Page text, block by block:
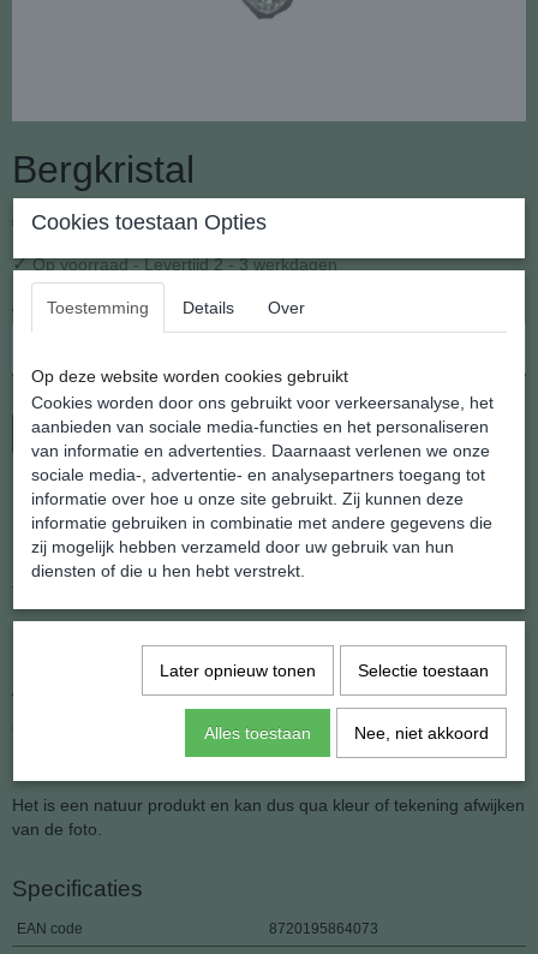
Bergkristal
€ 14,95 (inclusief btw 21%)
✓Op voorraad- Levertijd 2 - 3 werkdagen
Aantal
In winkelwagen
Stijlvolle Punthanger van natuurlijk Bergkristal
Deze veel gedragen punthanger is opgebouwd uit een natuurlijke
twee einder, gezet in een zilverkleurige kroon.
Een sterker werking door dat de steen ,ongeboord, in zijn geheel
het lichaam kan raken.
Afmeting: 8 x 40 mm.
Het is een natuur produkt en kan dus qua kleur of tekening afwijken
van de foto.
Specificaties
EAN code 8720195864073
Cookies toestaan Opties
Toestemming Details Over
Op deze website worden cookies gebruikt
Cookies worden door ons gebruikt voor verkeersanalyse, het
aanbieden van sociale media-functies en het personaliseren
van informatie en advertenties. Daarnaast verlenen we onze
sociale media-, advertentie- en analysepartners toegang tot
informatie over hoe u onze site gebruikt. Zij kunnen deze
informatie gebruiken in combinatie met andere gegevens die
zij mogelijk hebben verzameld door uw gebruik van hun
diensten of die u hen hebt verstrekt.
Later opnieuw tonen Selectie toestaan
Alles toestaan Nee, niet akkoord